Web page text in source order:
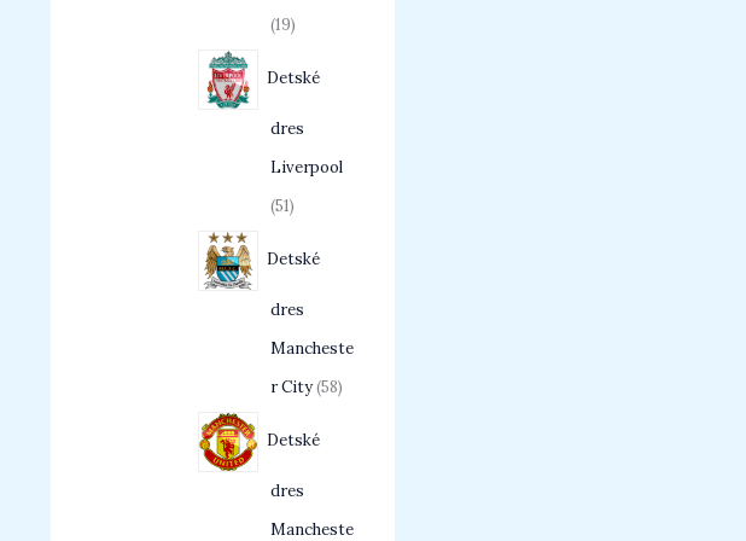
19
Detské
dres
Liverpool
51
Detské
dres
Mancheste
r City 58
Detské
dres
Mancheste